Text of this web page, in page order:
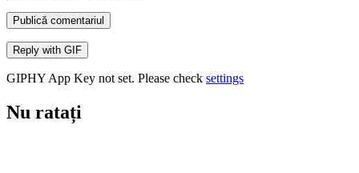
Publică comentariul
Reply with GIF
GIPHY App Key not set. Please check settings
Nu ratați